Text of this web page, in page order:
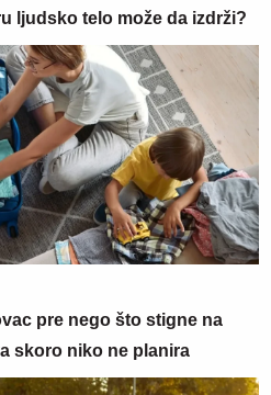
ljudsko telo može da izdrži?
pre nego što stigne na
skoro niko ne planira